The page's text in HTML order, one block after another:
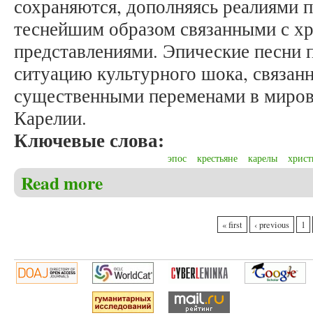
сохраняются, дополняясь реалиями
теснейшим образом связанными с
представлениями. Эпические песни
ситуацию культурного шока,
существенными переменами в
Карелии.
Ключевые слова:
эпос крестьяне карелы
Read more
« first ‹ previous 1